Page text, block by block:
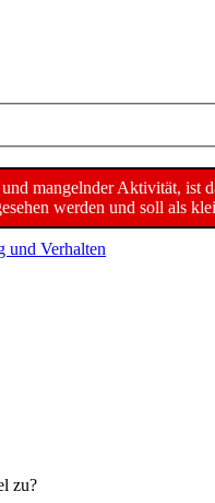
mangelnder Aktivität, ist
werden und soll als
und Verhalten
zu?